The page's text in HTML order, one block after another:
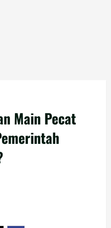
Main Pecat